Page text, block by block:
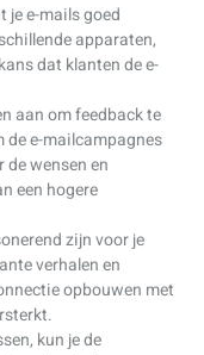
je e-mails goed
apparaten,
dat klanten de e-
aan om feedback te
de e-mailcampagnes
wensen en
een hogere
zijn voor je
verhalen en
opbouwen met
kun je de